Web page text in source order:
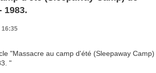
1983.
16:35